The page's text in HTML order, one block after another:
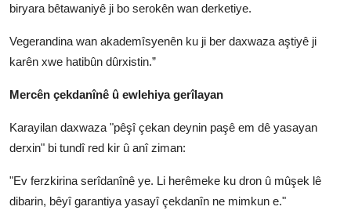
biryara bêtawaniyê ji bo serokên wan derketiye.
Vegerandina wan akademîsyenên ku ji ber daxwaza aştiyê ji
karên xwe hatibûn dûrxistin.”
Mercên çekdanînê û ewlehiya gerîlayan
Karayilan daxwaza "pêşî çekan deynin paşê em dê yasayan
derxin" bi tundî red kir û anî ziman:
"Ev ferzkirina serîdanînê ye. Li herêmeke ku dron û mûşek lê
dibarin, bêyî garantiya yasayî çekdanîn ne mimkun e."